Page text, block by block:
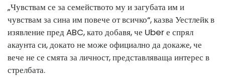
„Чувствам се за семейството му и загубата им и
чувствам за сина им повече от всичко“, казва Уестлейк в
изявление пред ABC, като добавя, че Uber е спрял
акаунта си, докато не може официално да докаже, че
вече не се смята за личност, представляваща интерес в
стрелбата.